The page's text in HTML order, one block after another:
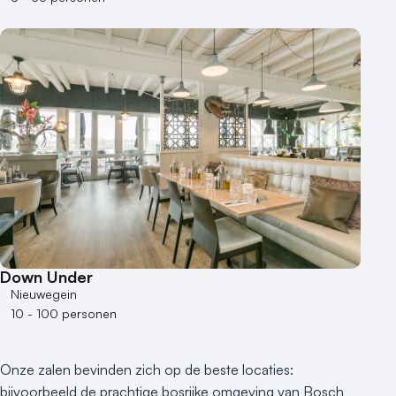
Theater
Varende locatie
Down Under
Nieuwegein
10 - 100 personen
Onze zalen bevinden zich op de beste locaties:
bijvoorbeeld de prachtige bosrijke omgeving van Bosch